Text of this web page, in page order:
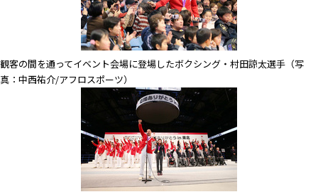
観客の間を通ってイベント会場に登場したボクシング・村田諒太選手（写
真：中西祐介/アフロスポーツ）